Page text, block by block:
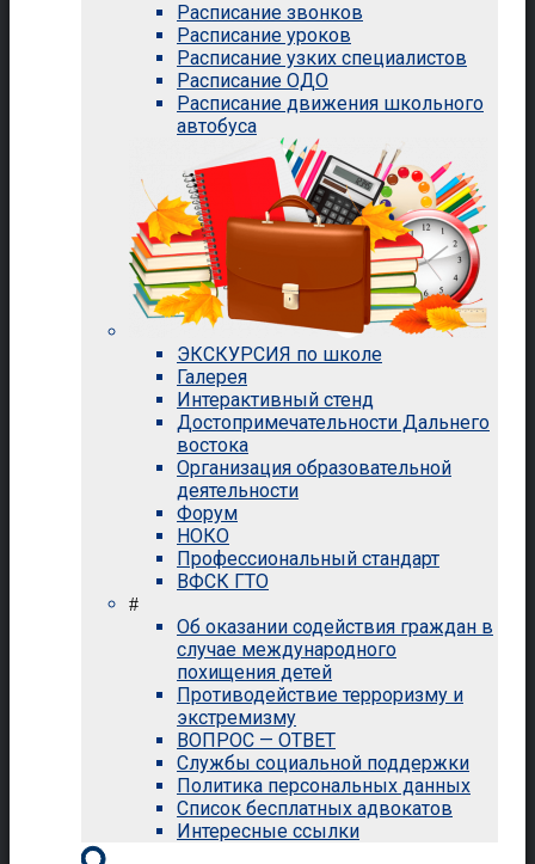
Расписание звонков
Расписание уроков
Расписание узких специалистов
Расписание ОДО
Расписание движения школьного
автобуса
ЭКСКУРСИЯ по школе
Галерея
Интерактивный стенд
Достопримечательности Дальнего
востока
Организация образовательной
деятельности
Форум
НОКО
Профессиональный стандарт
ВФСК ГТО
#
Об оказании содействия граждан в
случае международного
похищения детей
Противодействие терроризму и
экстремизму
ВОПРОС — ОТВЕТ
Службы социальной поддержки
Политика персональных данных
Список бесплатных адвокатов
Интересные ссылки